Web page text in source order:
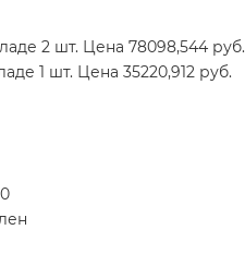
2 шт. Цена 78098,544 руб.
1 шт. Цена 35220,912 руб.